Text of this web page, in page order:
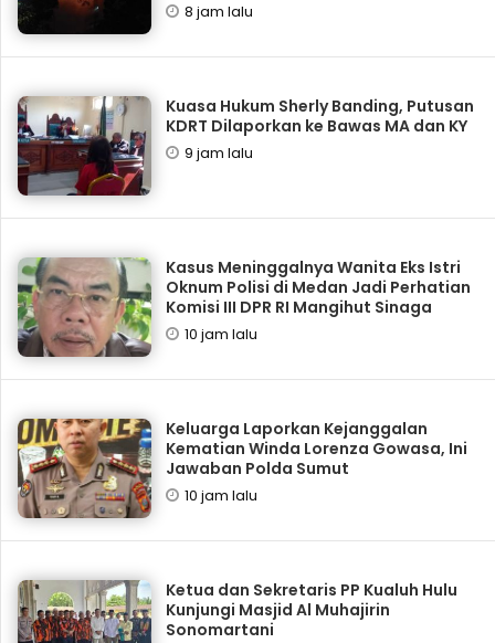
8 jam lalu
Kuasa Hukum Sherly Banding, Putusan
KDRT Dilaporkan ke Bawas MA dan KY
9 jam lalu
Kasus Meninggalnya Wanita Eks Istri
Oknum Polisi di Medan Jadi Perhatian
Komisi III DPR RI Mangihut Sinaga
10 jam lalu
Keluarga Laporkan Kejanggalan
Kematian Winda Lorenza Gowasa, Ini
Jawaban Polda Sumut
10 jam lalu
Ketua dan Sekretaris PP Kualuh Hulu
Kunjungi Masjid Al Muhajirin
Sonomartani